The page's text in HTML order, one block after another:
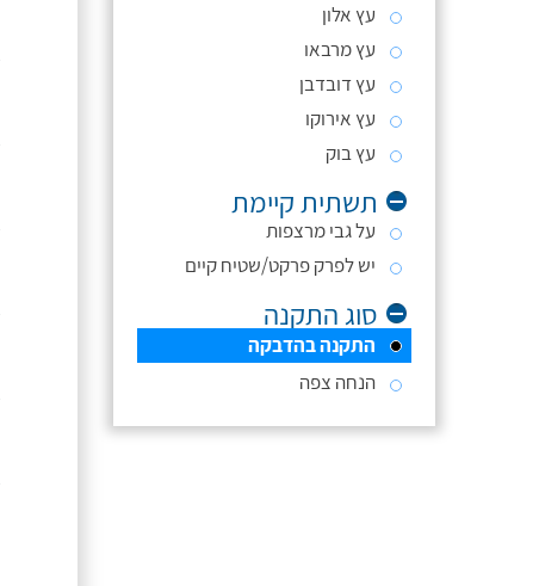
עץ אלון
עץ מרבאו
עץ דובדבן
עץ אירוקו
עץ בוק
תשתית קיימת
על גבי מרצפות
יש לפרק פרקט/שטיח קיים
סוג התקנה
התקנה בהדבקה
הנחה צפה